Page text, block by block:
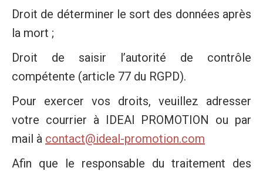
Droit de déterminer le sort des données après
la mort ;
Droit de saisir l’autorité de contrôle
compétente (article 77 du RGPD).
Pour exercer vos droits, veuillez adresser
votre courrier à IDEAl PROMOTION ou par
mail à contact@ideal-promotion.com
Afin que le responsable du traitement des